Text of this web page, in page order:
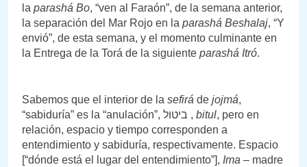
la parashá Bo, “ven al Faraón”, de la semana anterior,
la separación del Mar Rojo en la parashá Beshalaj, “Y
envió”, de esta semana, y el momento culminante en
la Entrega de la Torá de la siguiente parashá Itró.
Sabemos que el interior de la sefirá de jojmá,
“sabiduría” es la “anulación”, ביטול , bitul, pero en
relación, espacio y tiempo corresponden a
entendimiento y sabiduría, respectivamente. Espacio
[“dónde está el lugar del entendimiento”], Ima – madre